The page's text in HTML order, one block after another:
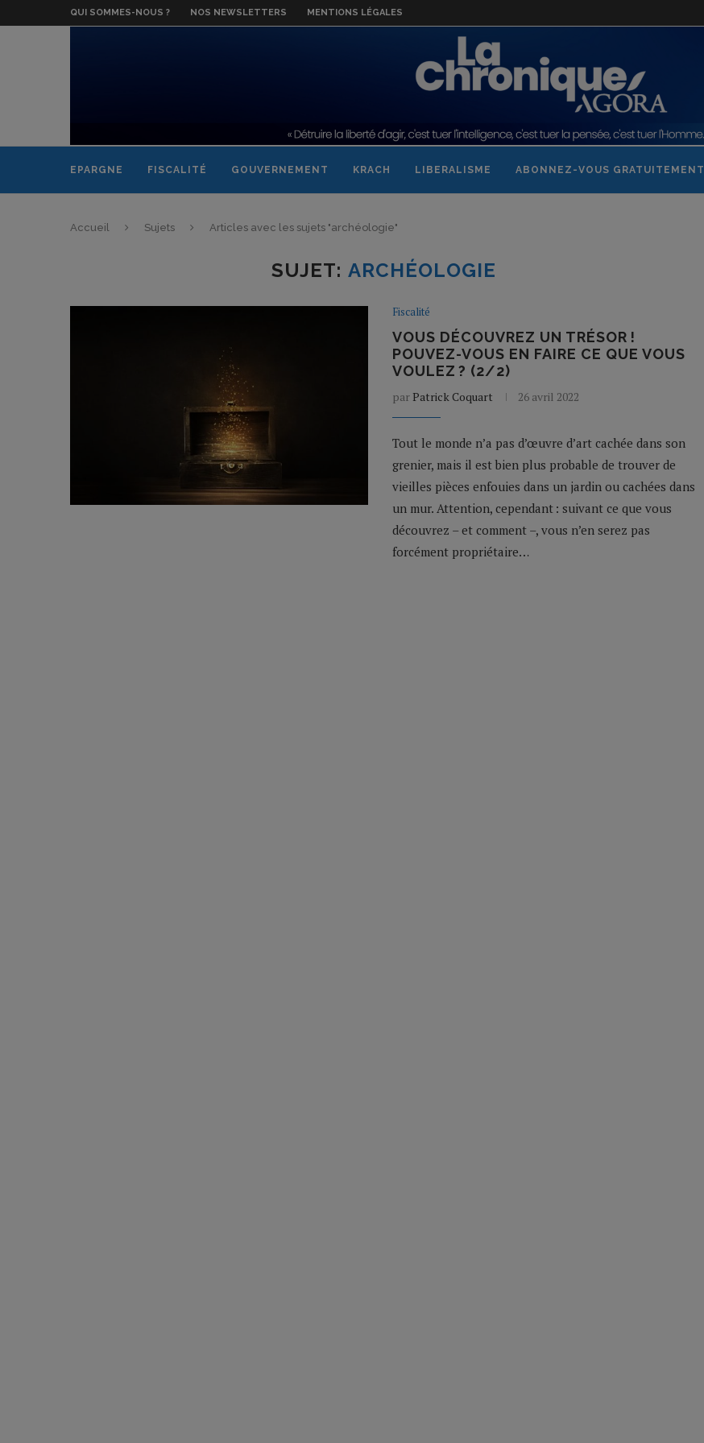
QUI SOMMES-NOUS ? NOS NEWSLETTERS MENTIONS LÉGALES
EPARGNE FISCALITÉ GOUVERNEMENT KRACH LIBERALISME ABONNEZ-VOUS GRATUITEMENT
Accueil Sujets Articles avec les sujets "archéologie"
SUJET:ARCHÉOLOGIE
Fiscalité
VOUS DÉCOUVREZ UN TRÉSOR !
POUVEZ-VOUS EN FAIRE CE QUE VOUS
VOULEZ ? (2/2)
par Patrick Coquart 26 avril 2022
Tout le monde n’a pas d’œuvre d’art cachée dans son
grenier, mais il est bien plus probable de trouver de
vieilles pièces enfouies dans un jardin ou cachées dans
un mur. Attention, cependant : suivant ce que vous
découvrez – et comment –, vous n’en serez pas
forcément propriétaire…